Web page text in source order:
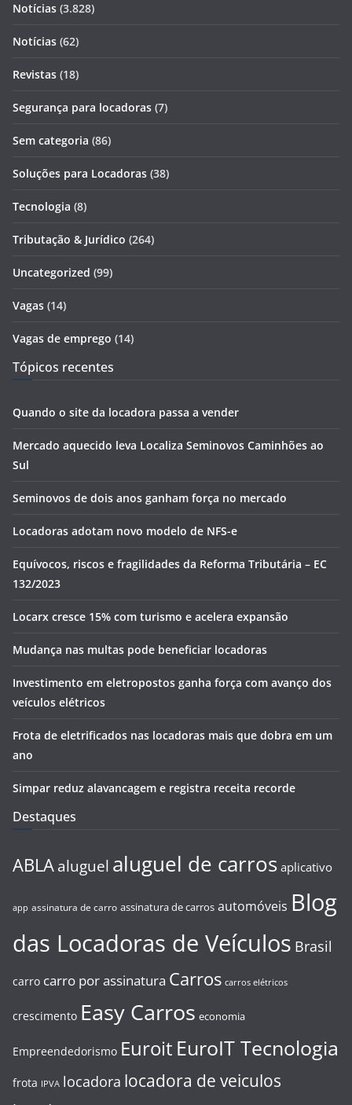
Notícias (3.828)
Notícias (62)
Revistas (18)
Segurança para locadoras (7)
Sem categoria (86)
Soluções para Locadoras (38)
Tecnologia (8)
Tributação & Jurídico (264)
Uncategorized (99)
Vagas (14)
Vagas de emprego (14)
Tópicos recentes
Quando o site da locadora passa a vender
Mercado aquecido leva Localiza Seminovos Caminhões ao
Sul
Seminovos de dois anos ganham força no mercado
Locadoras adotam novo modelo de NFS-e
Equívocos, riscos e fragilidades da Reforma Tributária – EC
132/2023
Locarx cresce 15% com turismo e acelera expansão
Mudança nas multas pode beneficiar locadoras
Investimento em eletropostos ganha força com avanço dos
veículos elétricos
Frota de eletrificados nas locadoras mais que dobra em um
ano
Simpar reduz alavancagem e registra receita recorde
Destaques
ABLA aluguel aluguel de carros aplicativo
app assinatura de carro assinatura de carros automóveis Blog
das Locadoras de Veículos Brasil
carro carro por assinatura Carros carros elétricos
crescimento Easy Carros economia
Empreendedorismo Euroit EuroIT Tecnologia
frota IPVA locadora locadora de veiculos